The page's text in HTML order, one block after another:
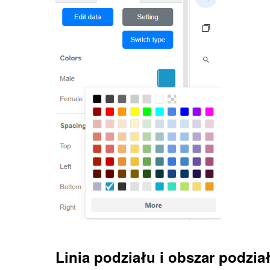
Linia podziału i obszar